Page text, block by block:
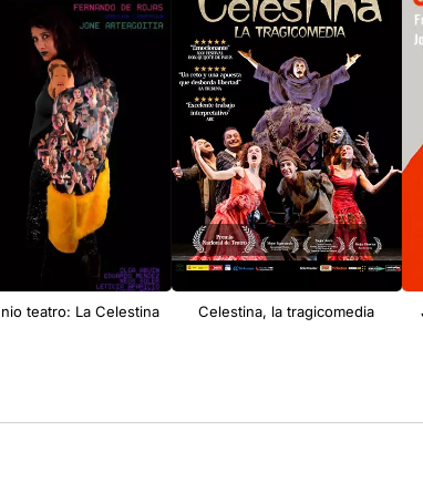
teatro: La Celestina Celestina, la tragicomedia